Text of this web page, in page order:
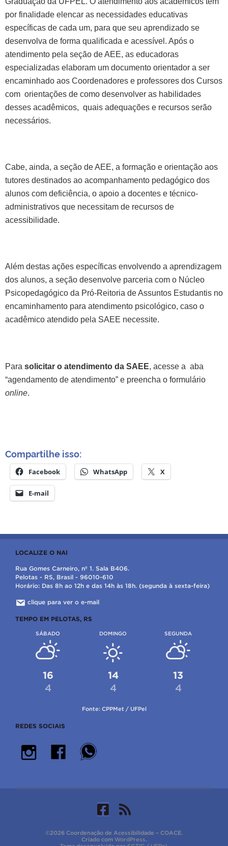
por finalidade elencar as necessidades educativas
específicas de cada um, para que seu aprendizado se
desenvolva de forma qualificada e acessível. Após o
atendimento pela seção de AEE, as educadoras
especializadas elaboram um documento orientador a ser
encaminhado aos Coordenadores e professores dos Cursos
com orientações de como desenvolver as habilidades
desses acadêmicos, quais adequações e recursos serão
necessários.
Cabe, ainda, a seção de AEE, a formação e orientação aos
tutores destinados ao acompanhamento pedagógico dos
alunos com deficiência, o apoio a docentes e técnico-
administrativos que necessitam de recursos de
acessibilidade.
Além destas ações específicas envolvendo a aprendizagem
dos alunos, a seção desenvolve parceria com o Núcleo
Psicopedagógico da Pró-Reitoria de Assuntos Estudantis no
encaminhamento para atendimento psicológico, caso o
acadêmico atendido pela SAEE necessite.
Para solicitar o atendimento da SAEE, acesse a aba
“agendamento de atendimento” e preencha o formulário
online.
Compartilhe isso:
Facebook WhatsApp X
E-mail
LOCALIZE O NAI
Rua Gomes Carneiro, nº 1. Sala B406.
Pelotas - RS, Brasil - 96010-610
Horário: Das 8h ao 12h e das 14h às 18h. (segunda à sexta-feira)
clique para ver o e-mail
TEMPO EM PELOTAS, RS
SÁBADO
16
4
DOMINGO
14
4
SEGUNDA
13
4
Fonte: CPPMet / UFPel
REDES SOCIAIS
©2026 Coordenação de Acessibilidade – COACE.
Criado com WordPress.